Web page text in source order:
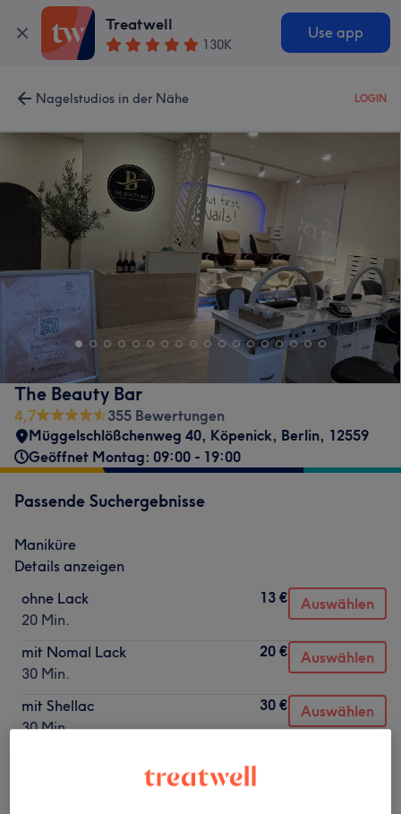
Treatwell
130K
Use app
Nagelstudios in der Nähe LOGIN
The Beauty Bar
4,7
355 Bewertungen
Müggelschlößchenweg 40, Köpenick, Berlin, 12559
Geöffnet Montag: 09:00 - 19:00
Passende Suchergebnisse
Maniküre
Details anzeigen
ohne Lack
20 Min.
13 € Auswählen
mit Nomal Lack
30 Min.
20 € Auswählen
mit Shellac
30 Min.
30 € Auswählen
Nicht gefunden wonach du gesucht hast?